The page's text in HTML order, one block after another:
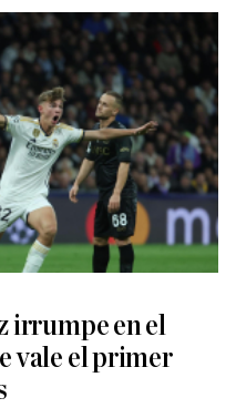
irrumpe en el
vale el primer